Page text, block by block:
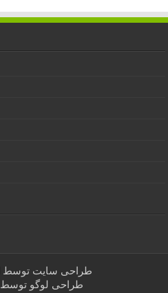
طراحی سایت توسط
طراحی لوگو توسط